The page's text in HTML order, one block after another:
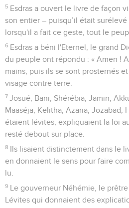
5 Esdras a ouvert le livre de façon
son entier – puisqu’il était
lorsqu'il a fait ce geste, tout le
6 Esdras a béni l'Eternel, le grand
du peuple ont répondu : « Amen !
mains, puis ils se sont prosternés
visage contre terre.
7 Josué, Bani, Shérébia, Jamin,
Maaséja, Kelitha, Azaria, Jozabad,
étaient lévites, expliquaient la loi
resté debout sur place.
8 Ils lisaient distinctement dans le
en donnaient le sens pour faire
lu.
9 Le gouverneur Néhémie, le
Lévites qui donnaient des